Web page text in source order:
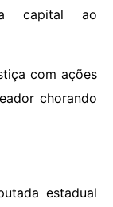
capital ao
com ações
chorando
estadual